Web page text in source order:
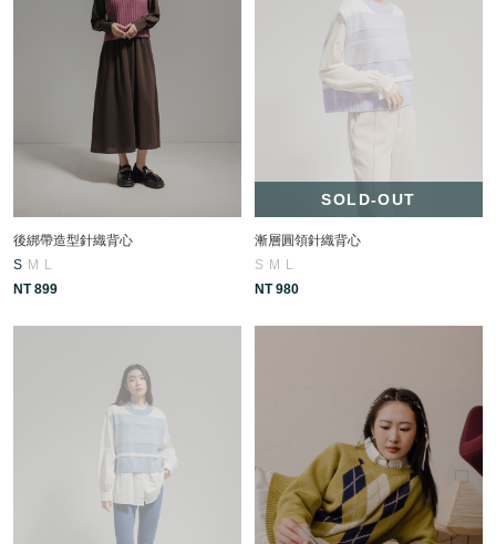
後綁帶造型針織背心
S M
L
NT 899
SOLD-OUT
漸層圓領針織背心
S M
L
NT 980